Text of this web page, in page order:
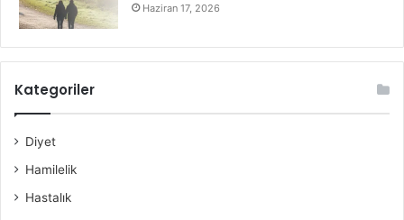
Haziran 17, 2026
Kategoriler
Diyet
Hamilelik
Hastalık